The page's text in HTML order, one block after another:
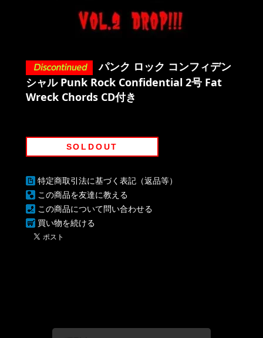
パンク ロック コンフィデン
シャル Punk Rock Confidential 2号 Fat
Wreck Chords CD付き
SOLDOUT
特定商取引法に基づく表記（返品等）
この商品を友達に教える
この商品について問い合わせる
買い物を続ける